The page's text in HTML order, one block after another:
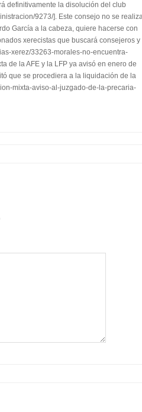
definitivamente la disolución del club
9273/]. Este consejo no se
García a la cabeza, quiere hacerse con
xerecistas que buscará consejeros y
xerez/33263-morales-no-encuentra-
de la AFE y la LFP ya avisó en enero de
que se procediera a la liquidación de la
mixta-aviso-al-juzgado-de-la-precaria-